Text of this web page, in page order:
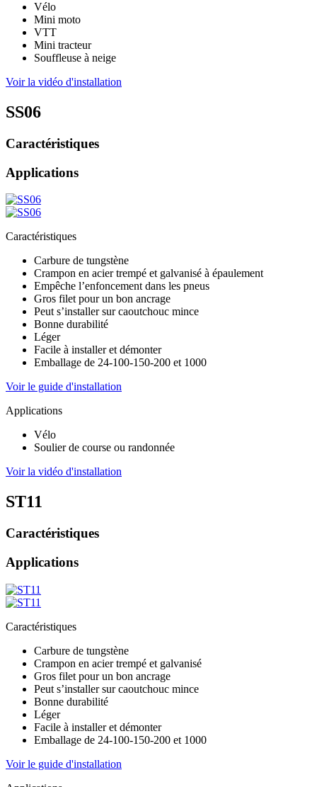
Vélo
Mini moto
VTT
Mini tracteur
Souffleuse à neige
Voir la vidéo d'installation
SS06
Caractéristiques
Applications
Caractéristiques
Carbure de tungstène
Crampon en acier trempé et galvanisé à épaulement
Empêche l’enfoncement dans les pneus
Gros filet pour un bon ancrage
Peut s’installer sur caoutchouc mince
Bonne durabilité
Léger
Facile à installer et démonter
Emballage de 24-100-150-200 et 1000
Voir le guide d'installation
Applications
Vélo
Soulier de course ou randonnée
Voir la vidéo d'installation
ST11
Caractéristiques
Applications
Caractéristiques
Carbure de tungstène
Crampon en acier trempé et galvanisé
Gros filet pour un bon ancrage
Peut s’installer sur caoutchouc mince
Bonne durabilité
Léger
Facile à installer et démonter
Emballage de 24-100-150-200 et 1000
Voir le guide d'installation